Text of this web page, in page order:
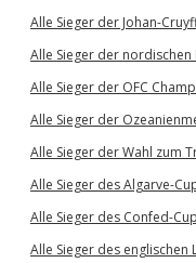
Alle Sieger der Johan-
Alle Sieger der
Alle Sieger der OFC
Alle Sieger der
Alle Sieger der Wahl zum
Alle Sieger des Algarve-
Alle Sieger des Confed-
Alle Sieger des englischen